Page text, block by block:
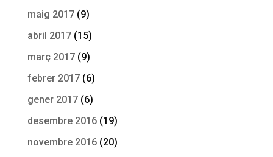
maig 2017(9)
abril 2017(15)
març 2017(9)
febrer 2017(6)
gener 2017(6)
desembre 2016(19)
novembre 2016(20)